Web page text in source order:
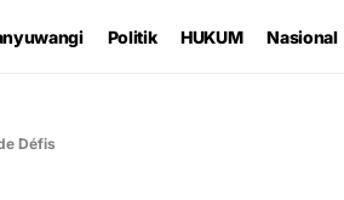
Politik HUKUM Nasional
Défis